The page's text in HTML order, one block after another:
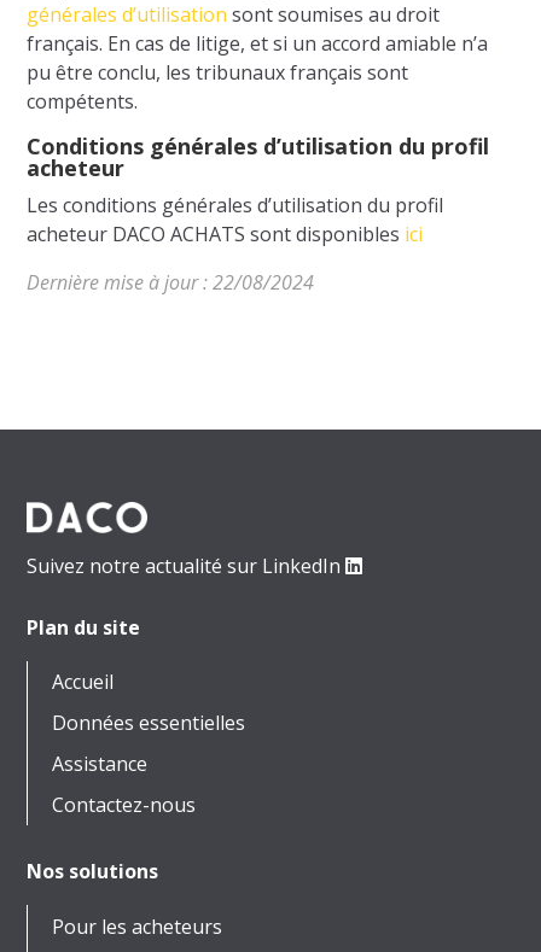
générales d’utilisation sont soumises au droit
français. En cas de litige, et si un accord amiable n’a
pu être conclu, les tribunaux français sont
compétents.
Conditions générales d’utilisation du profil
acheteur
Les conditions générales d’utilisation du profil
acheteur DACO ACHATS sont disponibles ici
Dernière mise à jour : 22/08/2024
Suivez notre actualité sur LinkedIn
Plan du site
Accueil
Données essentielles
Assistance
Contactez-nous
Nos solutions
Pour les acheteurs